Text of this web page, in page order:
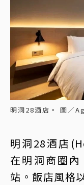
明洞28酒店。 圖／
明洞28酒店
在明洞商圈
站。飯店風格